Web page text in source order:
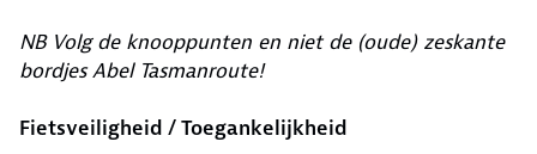
NB Volg de knooppunten en niet de (oude) zeskante
bordjes Abel Tasmanroute!
Fietsveiligheid / Toegankelijkheid